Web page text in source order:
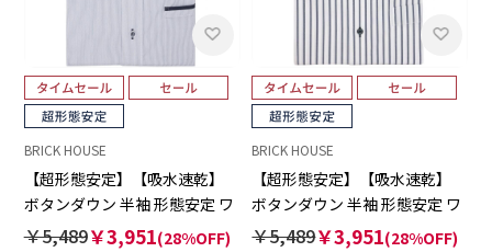
BRICK HOUSE
【超形態安定】【吸水速乾】
ボタンダウン 半袖 形態安定 ワ
イシャツ
￥5,489￥3,951(28%OFF)
BRICK HOUSE
【超形態安定】【吸水速乾】
ボタンダウン 半袖 形態安定 ワ
イシャツ
￥5,489￥3,951(28%OFF)